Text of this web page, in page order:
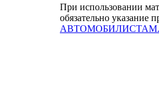
При использовании
обязательно указание